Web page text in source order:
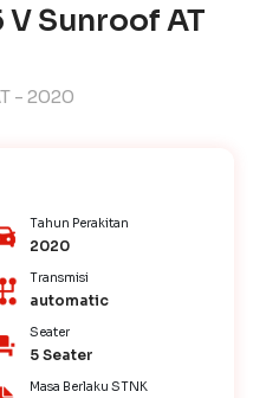
Sunroof AT
- 2020
Tahun Perakitan
2020
Transmisi
automatic
Seater
5 Seater
Masa Berlaku STNK